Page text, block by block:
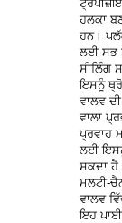
ਹਲਕਾ
ਹਨ।
ਲਈ ਸਭ
ਸੀਲਿੰਗ
ਇਸਨੂੰ
ਵਾਲਵ
ਵਾਲਾ
ਪ੍ਰਵਾਹ
ਲਈ
ਸਕਦਾ
ਮਲਟੀ-
ਵਾਲਵ
ਇਹ